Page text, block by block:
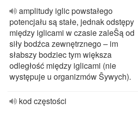
amplitudy iglic powstałego
potencjału są stałe, jednak odstępy
między iglicami w czasie zaleŜą od
siły bodźca zewnętrznego – im
słabszy bodziec tym większa
odległość między iglicami (nie
występuje u organizmów Ŝywych).
kod częstości